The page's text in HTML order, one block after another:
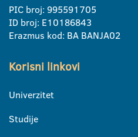
PIC broj: 995591705
ID broj: E10186843
Erazmus kod: BA BANJA02
Korisni linkovi
Univerzitet
Studije